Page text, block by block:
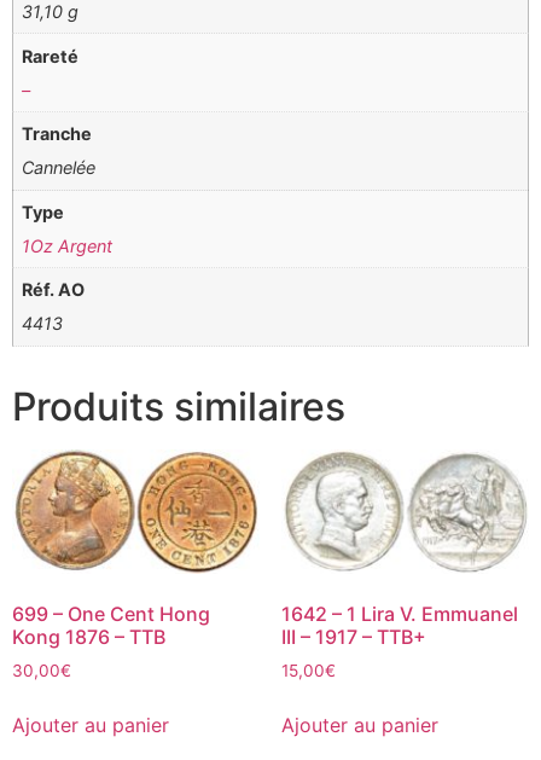
31,10 g
Rareté
–
Tranche
Cannelée
Type
1Oz Argent
Réf. AO
4413
Produits similaires
699 – One Cent Hong
Kong 1876 – TTB
30,00€
Ajouter au panier
1642 – 1 Lira V. Emmuanel
III – 1917 – TTB+
15,00€
Ajouter au panier